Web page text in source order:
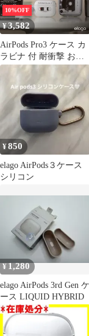
10%OFF
¥3,582
AirPods Pro3 ケース カ
ラビナ 付 耐衝撃 おし
ゃれ デザイン クリア
TPU カバー AirPods Pro
3 エアーポッズプロ3 対
応 elago monthly elago
CLEAR HANG CASE
¥850
elago AirPods３ケース
シリコン
¥1,280
elago AirPods 3rd Gen ケ
ース LIQUID HYBRID